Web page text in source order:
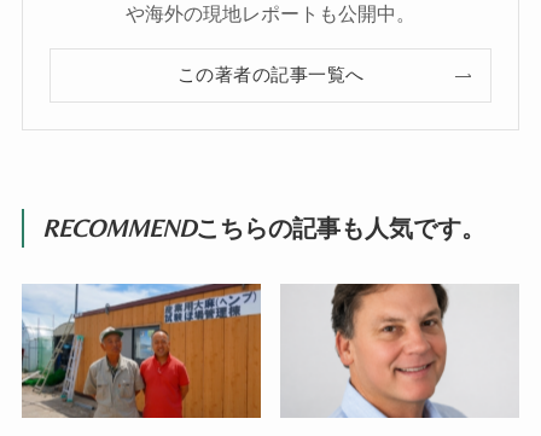
や海外の現地レポートも公開中。
この著者の記事一覧へ
RECOMMENDこちらの記事も人気です。